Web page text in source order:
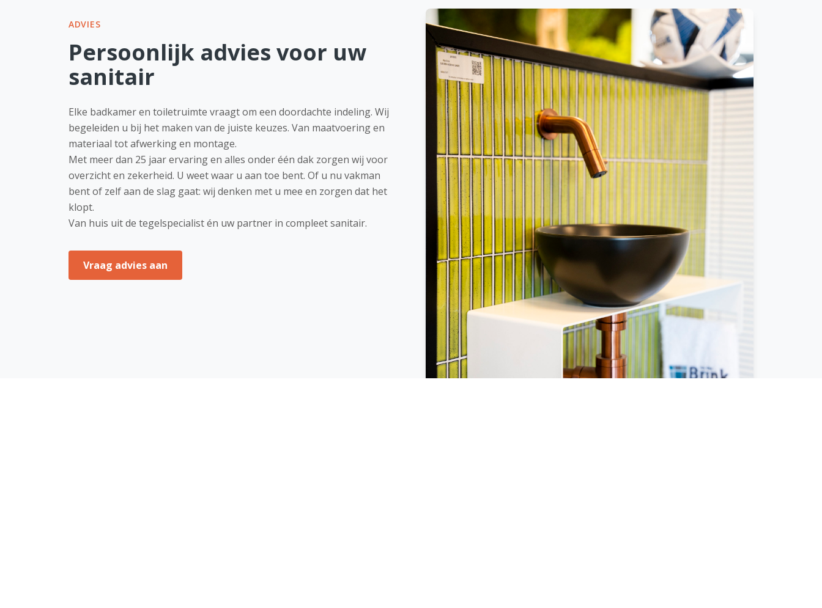
ADVIES
Persoonlijk advies voor uw
sanitair
Elke badkamer en toiletruimte vraagt om een doordachte indeling. Wij
begeleiden u bij het maken van de juiste keuzes. Van maatvoering en
materiaal tot afwerking en montage.
Met meer dan 25 jaar ervaring en alles onder één dak zorgen wij voor
overzicht en zekerheid. U weet waar u aan toe bent. Of u nu vakman
bent of zelf aan de slag gaat: wij denken met u mee en zorgen dat het
klopt.
Van huis uit de tegelspecialist én uw partner in compleet sanitair.
Vraag advies aan